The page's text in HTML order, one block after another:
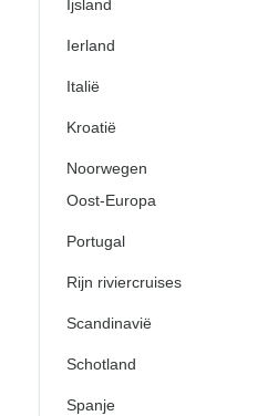
Ijsland
Ierland
Italië
Kroatië
Noorwegen
Oost-Europa
Portugal
Rijn riviercruises
Scandinavië
Schotland
Spanje